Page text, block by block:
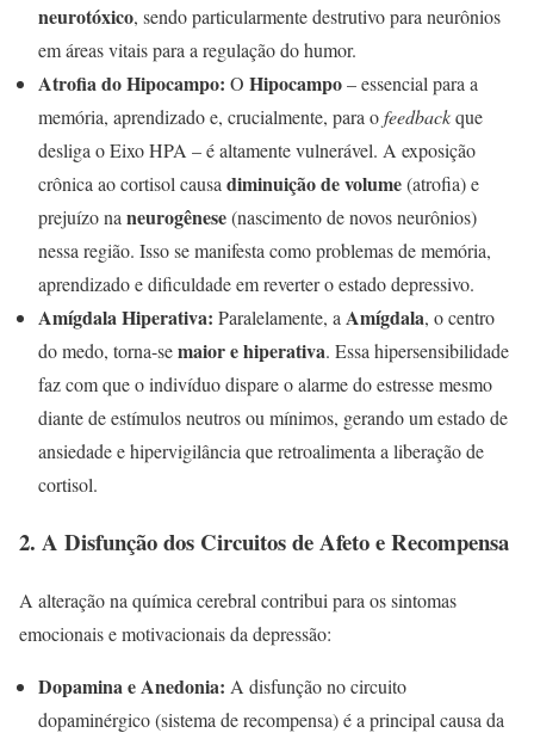
neurotóxico, sendo particularmente destrutivo para neurônios
em áreas vitais para a regulação do humor.
Atrofia do Hipocampo: O Hipocampo– essencial para a
memória, aprendizado e, crucialmente, para ofeedbackque
desliga o Eixo HPA – é altamente vulnerável. A exposição
crônica ao cortisol causa diminuição de volume(atrofia) e
prejuízo na neurogênese(nascimento de novos neurônios)
nessa região. Isso se manifesta como problemas de memória,
aprendizado e dificuldade em reverter o estado depressivo.
Amígdala Hiperativa: Paralelamente, a Amígdala, o centro
do medo, torna-semaior e hiperativa. Essa hipersensibilidade
faz com que o indivíduo dispare o alarme do estresse mesmo
diante de estímulos neutros ou mínimos, gerando um estado de
ansiedade e hipervigilância que retroalimenta a liberação de
cortisol.
2. A Disfunção dos Circuitos de Afeto e Recompensa
A alteração na química cerebral contribui para os sintomas
emocionais e motivacionais da depressão:
Dopamina e Anedonia: A disfunção no circuito
dopaminérgico (sistema de recompensa) é a principal causa da